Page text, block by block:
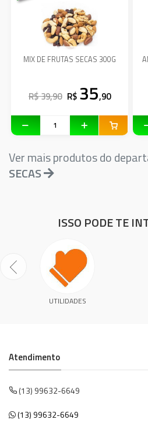
MIX DE FRUTAS SECAS 300G
R$ 39,90 R$ 35,90
Ver mais produtos do
SECAS
ISSO PODE TE
UTILIDADES
Atendimento
(13) 99632-6649
(13) 99632-6649